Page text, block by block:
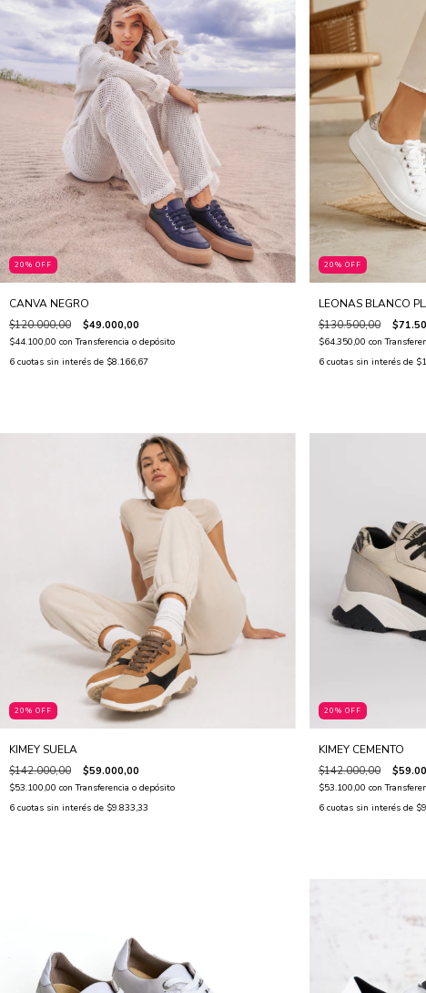
20% OFF
CANVA NEGRO
$120.000,00 $49.000,00
$44.100,00 con Transferencia o depósito
6 cuotas sin interés de $8.166,67
20% OFF
LEONAS BLANCO
$130.500,00
$64.350,00 con
6 cuotas sin interés de
20% OFF
KIMEY SUELA
$142.000,00 $59.000,00
$53.100,00 con Transferencia o depósito
6 cuotas sin interés de $9.833,33
20% OFF
KIMEY CEMENTO
$142.000,00
$53.100,00 con
6 cuotas sin interés de